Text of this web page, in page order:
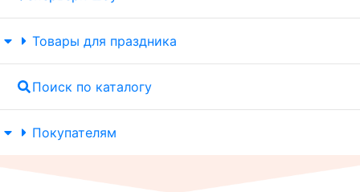
Товары для праздника
Поиск по каталогу
Покупателям